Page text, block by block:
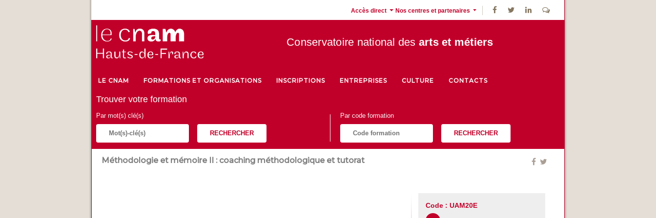
Accès direct Nos centres et partenaires
Conservatoire national des arts et métiers
LE CNAM FORMATIONS ET ORGANISATIONS INSCRIPTIONS ENTREPRISES CULTURE CONTACTS
Trouver votre formation
Par mot(s) clé(s)
RECHERCHER
Par code formation
RECHERCHER
Méthodologie et mémoire II : coaching méthodologique et tutorat
Code : UAM20E